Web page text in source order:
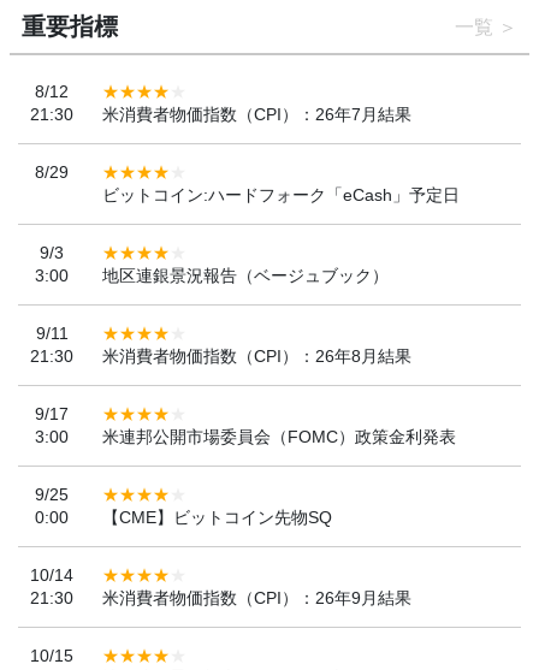
重要指標 一覧
8/12
21:30
米消費者物価指数（CPI）：26年7月結果
8/29
ビットコイン:ハードフォーク「eCash」予定日
9/3
3:00
地区連銀景況報告（ベージュブック）
9/11
21:30
米消費者物価指数（CPI）：26年8月結果
9/17
3:00
米連邦公開市場委員会（FOMC）政策金利発表
9/25
0:00
【CME】ビットコイン先物SQ
10/14
21:30
米消費者物価指数（CPI）：26年9月結果
10/15